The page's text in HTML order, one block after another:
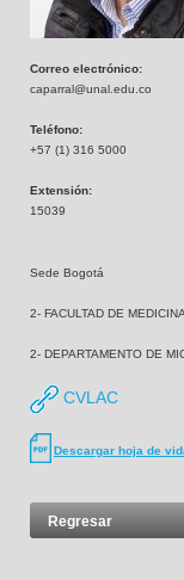
Correo electrónico:
caparral@unal.edu.co
Teléfono:
+57 (1) 316 5000
Extensión:
15039
Sede Bogotá
2- FACULTAD DE MEDICINA
2- DEPARTAMENTO DE
CVLAC
Descargar hoja de
Regresar